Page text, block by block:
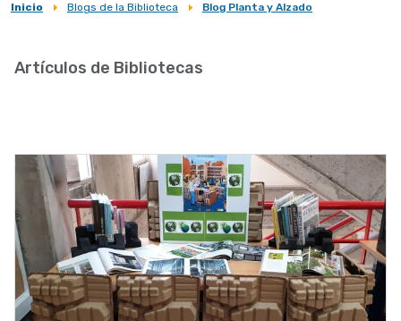
Sobrescribir
de
la
navegación
Inicio Blogs de la Biblioteca Blog Planta y Alzado
Artículos de Bibliotecas